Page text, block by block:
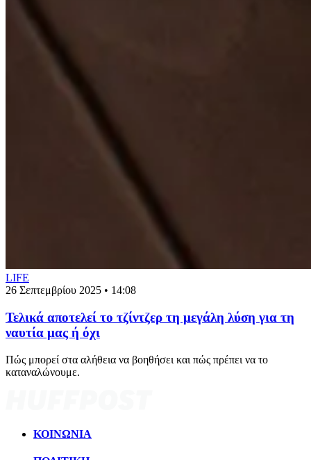
LIFE
26 Σεπτεμβρίου 2025 • 14:08
Τελικά αποτελεί το τζίντζερ τη μεγάλη λύση για τη
ναυτία μας ή όχι
Πώς μπορεί στα αλήθεια να βοηθήσει και πώς πρέπει να το
καταναλώνουμε.
ΚΟΙΝΩΝΙΑ